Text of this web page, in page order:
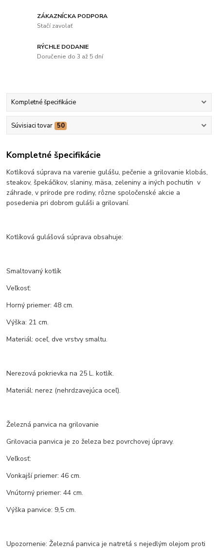
ZÁKAZNÍCKA PODPORA
Stačí zavolať
RÝCHLE DODANIE
Doručenie do 3 až 5 dní
Kompletné špecifikácie
Súvisiaci tovar 50
Kompletné špecifikácie
Kotlíková súprava na varenie gulášu, pečenie a grilovanie klobás,
steakov, špekáčikov, slaniny, mäsa, zeleniny a iných pochutín v
záhrade, v prírode pre rodiny, rôzne spoločenské akcie a
posedenia pri dobrom guláši a grilovaní.
Kotlíková gulášová súprava obsahuje:
Smaltovaný kotlík
Veľkosť:
Horný priemer: 48 cm.
Výška: 21 cm.
Materiál: oceľ, dve vrstvy smaltu.
Nerezová pokrievka na 25 L. kotlík.
Materiál: nerez (nehrdzavejúca oceľ).
Železná panvica na grilovanie
Grilovacia panvica je zo železa bez povrchovej úpravy.
Veľkosť:
Vonkajší priemer: 46 cm.
Vnútorný priemer: 44 cm.
Výška panvice: 9,5 cm.
Upozornenie: Železná panvica je natretá s nejedlým olejom proti